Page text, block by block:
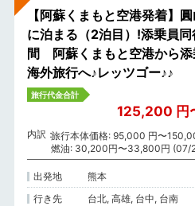
【阿蘇くまもと空港発着】
に泊まる（2泊目）!添乗員
間 阿蘇くまもと空港から添
海外旅行へ♪レッツゴー♪♪
旅行代金合計
125,200 円
内訳 旅行本体価格: 95,000 円〜
燃油: 30,200円〜33,800円 (07/
出発地
熊本
行き先
台北, 高雄, 台中, 台南